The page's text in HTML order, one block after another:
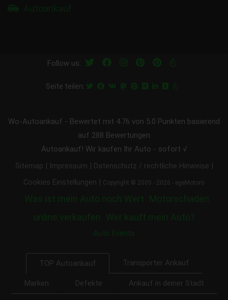
Follow us:
Seite teilen:
Wo-Autoankauf - Bewertet mit 4.76 von 5.0 Punkten basierend
auf 288 Bewertungen
Autoankauf! Wir kaufen Ihr Auto - sofort √
Sitemap Impressum Datenschutz / rechtliche Hinweise
Cookies Einstellungen Copyright © 2005 - 2026 - egeMotors
Was ist mein Auto noch Wert Motorschaden
online verkaufen
Wer kauft mein Auto?
Auto Events
TOP Autoankauf Transporter Ankauf
Marken Defekte Ankauf in deiner Stadt